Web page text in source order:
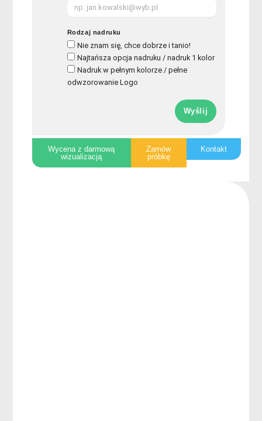
Rodzaj nadruku
Nie znam się, chce dobrze i tanio!
Najtańsza opcja nadruku / nadruk 1 kolor
Nadruk w pełnym kolorze / pełne
odwzorowanie Logo
Wyślij
Wycena z darmową
wizualizacją
Zamów
próbkę
Kontakt